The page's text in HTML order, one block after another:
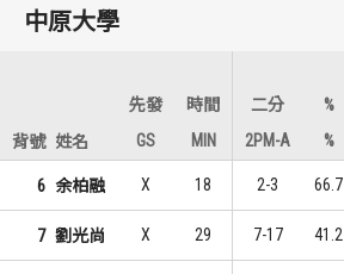
中原大學
先發
時間 二分 %
背號 姓名 GS MIN 2PM-A %
6 余柏融 X 18 2-3 66.7
7 劉光尚 X 29 7-17 41.2